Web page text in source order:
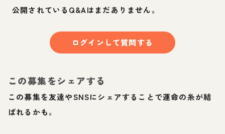
公開されているQ&Aはまだありません。
ログインして質問する
この募集をシェアする
この募集を友達やSNSにシェアすることで運命の糸が結
ばれるかも。